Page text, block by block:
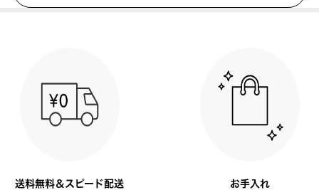
送料無料＆スピード配送 お手入れ